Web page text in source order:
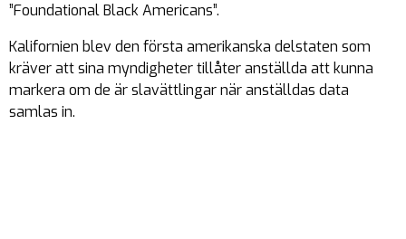
”Foundational Black Americans”.
Kalifornien blev den första amerikanska delstaten som
kräver att sina myndigheter tillåter anställda att kunna
markera om de är slavättlingar när anställdas data
samlas in.